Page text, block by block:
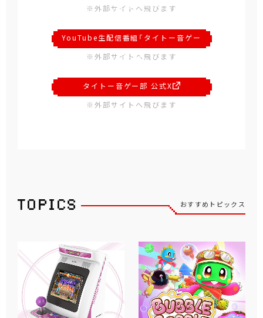
ー !!!! 公式サイト
※外部サイトへ飛びます
YouTube生配信番組「タイトー音ゲー
部」
※外部サイトへ飛びます
タイトー音ゲー部 公式X
※外部サイトへ飛びます
おすすめトピックス